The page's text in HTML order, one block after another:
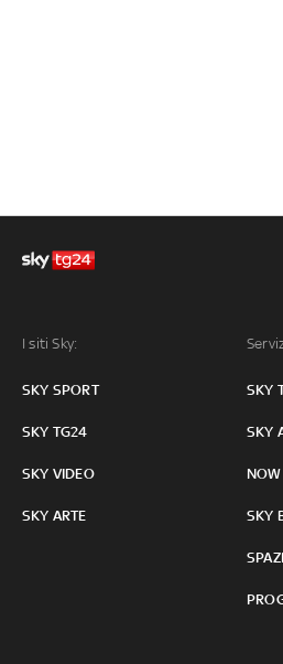
I siti Sky:
SKY SPORT
SKY TG24
SKY VIDEO
SKY ARTE
SKY
SKY
NOW
SKY